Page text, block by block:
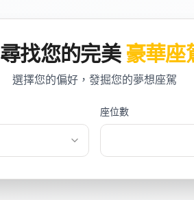
尋找您的完美 豪華座
選擇您的偏好，發掘您的夢想座駕
座位數